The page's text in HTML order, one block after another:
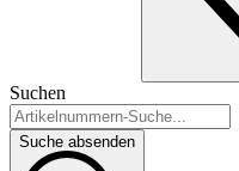
Suchen
Suche absenden